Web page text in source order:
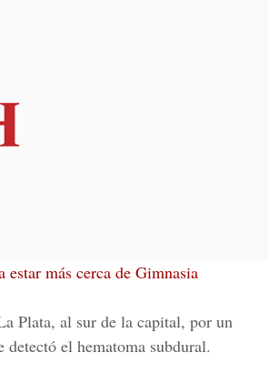
más cerca de Gimnasia
Plata, al sur de la capital, por un
detectó el hematoma subdural.